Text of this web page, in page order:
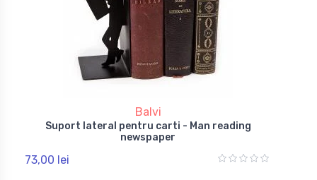
Balvi
Suport lateral pentru carti - Man reading
newspaper
73,00 lei